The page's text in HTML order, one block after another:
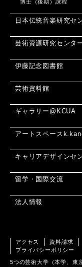
博士（後期）課程
日本伝統音楽研究セ
芸術資源研究センタ
伊藤記念図書館
芸術資料館
ギャラリー@KCUA
アートスペース
キャリアデザインセ
留学・国際交流
法人情報
アクセス 資料請求
プライバシーポリシー
5つの芸術大学（本学、東